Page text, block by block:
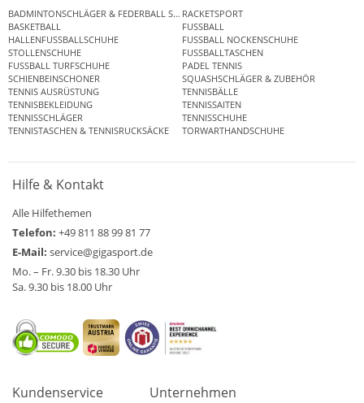
BADMINTONSCHLÄGER & FEDERBALL SETSRACKETSPORT
BASKETBALL
FUSSBALL
HALLENFUSSBALLSCHUHE
FUSSBALL NOCKENSCHUHE
STOLLENSCHUHE
FUSSBALLTASCHEN
FUSSBALL TURFSCHUHE
PADEL TENNIS
SCHIENBEINSCHONER
SQUASHSCHLÄGER & ZUBEHÖR
TENNIS AUSRÜSTUNG
TENNISBÄLLE
TENNISBEKLEIDUNG
TENNISSAITEN
TENNISSCHLÄGER
TENNISSCHUHE
TENNISTASCHEN & TENNISRUCKSÄCKE
TORWARTHANDSCHUHE
Hilfe & Kontakt
Alle Hilfethemen
Telefon: +49 811 88 99 81 77
E-Mail: service@gigasport.de
Mo. – Fr. 9.30 bis 18.30 Uhr
Sa. 9.30 bis 18.00 Uhr
Kundenservice Unternehmen